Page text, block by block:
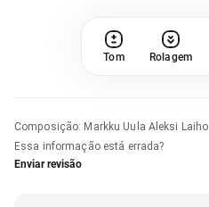
Tom Rolagem
Composição: Markku Uula Aleksi Laiho
Essa informação está errada?
Enviar revisão